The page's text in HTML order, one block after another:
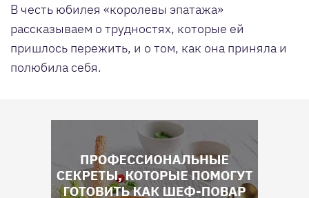
В честь юбилея «королевы эпатажа»
рассказываем о трудностях, которые ей
пришлось пережить, и о том, как она приняла и
полюбила себя.